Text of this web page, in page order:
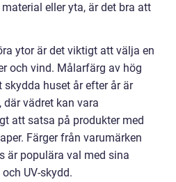
eller yta, är det bra att
ytor är det viktigt att välja en
och vind. Målarfärg av hög
huset år efter år är
där vädret kan vara
att satsa på produkter med
Färger från varumärken
är populära val med sina
UV-skydd.